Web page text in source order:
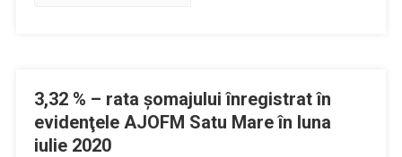
3,32 % – rata şomajului înregistrat în
evidenţele AJOFM Satu Mare în luna
iulie 2020